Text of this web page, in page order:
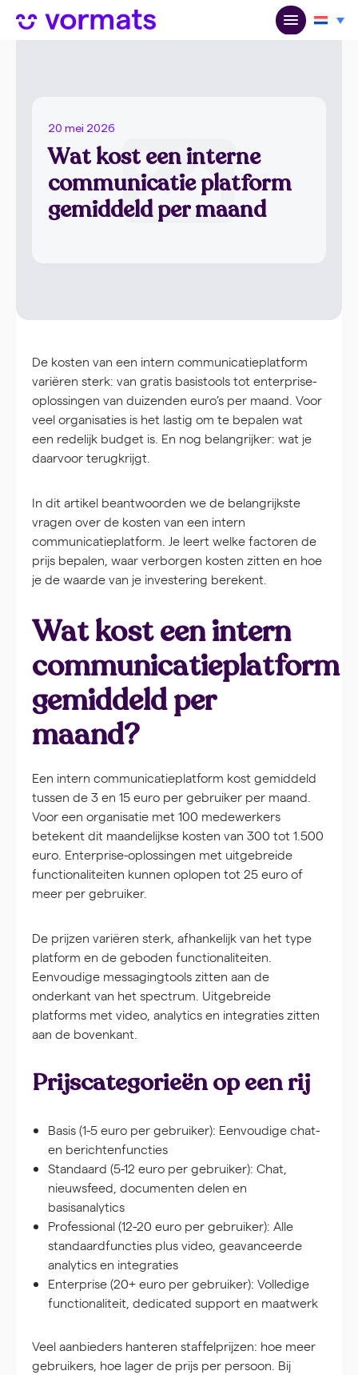
20 mei 2026
Wat kost een interne
communicatie platform
gemiddeld per maand
De kosten van een intern communicatieplatform
variëren sterk: van gratis basistools tot enterprise-
oplossingen van duizenden euro’s per maand. Voor
veel organisaties is het lastig om te bepalen wat
een redelijk budget is. En nog belangrijker: wat je
daarvoor terugkrijgt.
In dit artikel beantwoorden we de belangrijkste
vragen over de kosten van een intern
communicatieplatform. Je leert welke factoren de
prijs bepalen, waar verborgen kosten zitten en hoe
je de waarde van je investering berekent.
Wat kost een intern
communicatieplatform
gemiddeld per
maand?
Een intern communicatieplatform kost gemiddeld
tussen de 3 en 15 euro per gebruiker per maand.
Voor een organisatie met 100 medewerkers
betekent dit maandelijkse kosten van 300 tot 1.500
euro. Enterprise-oplossingen met uitgebreide
functionaliteiten kunnen oplopen tot 25 euro of
meer per gebruiker.
De prijzen variëren sterk, afhankelijk van het type
platform en de geboden functionaliteiten.
Eenvoudige messagingtools zitten aan de
onderkant van het spectrum. Uitgebreide
platforms met video, analytics en integraties zitten
aan de bovenkant.
Prijscategorieën op een rij
Basis (1-5 euro per gebruiker): Eenvoudige chat-
en berichtenfuncties
Standaard (5-12 euro per gebruiker): Chat,
nieuwsfeed, documenten delen en
basisanalytics
Professional (12-20 euro per gebruiker): Alle
standaardfuncties plus video, geavanceerde
analytics en integraties
Enterprise (20+ euro per gebruiker): Volledige
functionaliteit, dedicated support en maatwerk
Veel aanbieders hanteren staffelprijzen: hoe meer
gebruikers, hoe lager de prijs per persoon. Bij